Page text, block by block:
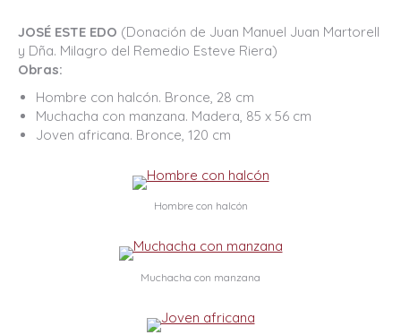
JOSÉ ESTE EDO (Donación de Juan Manuel Juan Martorell
y Dña. Milagro del Remedio Esteve Riera)
Obras:
Hombre con halcón. Bronce, 28 cm
Muchacha con manzana. Madera, 85 x 56 cm
Joven africana. Bronce, 120 cm
Hombre con halcón
Muchacha con manzana